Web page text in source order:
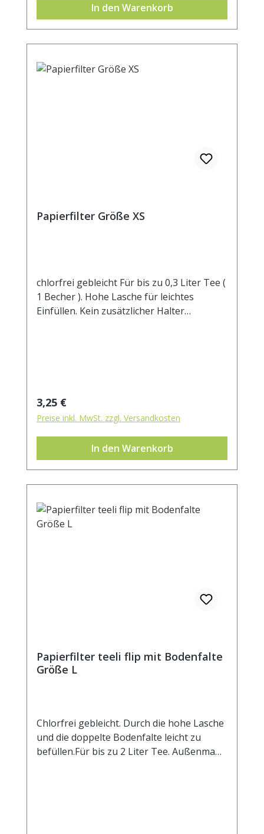
In den Warenkorb
Papierfilter Größe XS
chlorfrei gebleicht Für bis zu 0,3 Liter Tee (
1 Becher ). Hohe Lasche für leichtes
Einfüllen. Kein zusätzlicher Halter
Regulärer Preis:
3,25 €
Preise inkl. MwSt. zzgl. Versandkosten
In den Warenkorb
Papierfilter teeli flip mit Bodenfalte
Größe L
Chlorfrei gebleicht. Durch die hohe Lasche
und die doppelte Bodenfalte leicht zu
befüllen.Für bis zu 2 Liter Tee. Außenmaß